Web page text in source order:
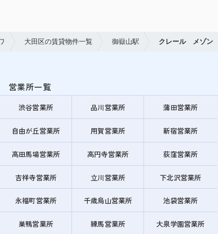
大田区の賃貸物件一覧 御嶽山駅 クレール メゾン
営業所一覧
渋谷営業所 品川営業所 蒲田営業所
自由が丘営業所 用賀営業所 新宿営業所
高田馬場営業所 高円寺営業所 荻窪営業所
吉祥寺営業所 立川営業所 下北沢営業所
永福町営業所 千歳烏山営業所 池袋営業所
巣鴨営業所 練馬営業所 大泉学園営業所